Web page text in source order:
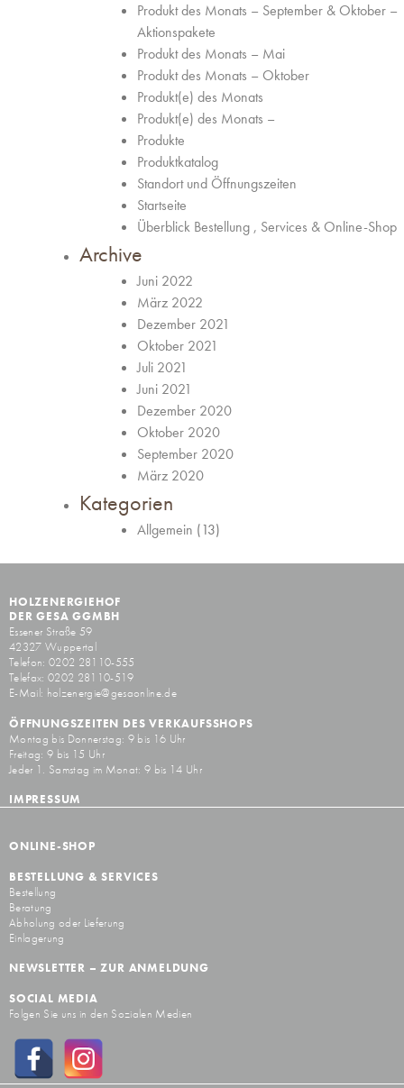
Produkt des Monats – September & Oktober –
Aktionspakete
Produkt des Monats – Mai
Produkt des Monats – Oktober
Produkt(e) des Monats
Produkt(e) des Monats –
Produkte
Produktkatalog
Standort und Öffnungszeiten
Startseite
Überblick Bestellung , Services & Online-Shop
Archive
Juni 2022
März 2022
Dezember 2021
Oktober 2021
Juli 2021
Juni 2021
Dezember 2020
Oktober 2020
September 2020
März 2020
Kategorien
Allgemein (13)
HOLZENERGIEHOF
DER GESA GGMBH
Essener Straße 59
42327 Wuppertal
Telefon: 0202 28110-555
Telefax: 0202 28110-519
E-Mail: holzenergie@gesaonline.de
ÖFFNUNGSZEITEN DES VERKAUFSSHOPS
Montag bis Donnerstag: 9 bis 16 Uhr
Freitag: 9 bis 15 Uhr
Jeder 1. Samstag im Monat: 9 bis 14 Uhr
IMPRESSUM
ONLINE-SHOP
BESTELLUNG & SERVICES
Bestellung
Beratung
Abholung oder Lieferung
Einlagerung
NEWSLETTER – ZUR ANMELDUNG
SOCIAL MEDIA
Folgen Sie uns in den Sozialen Medien